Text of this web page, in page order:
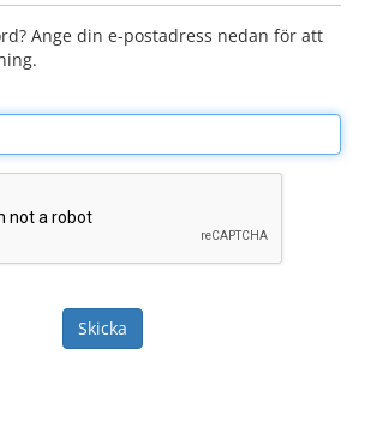
Ange din e-postadress nedan för att
Skicka